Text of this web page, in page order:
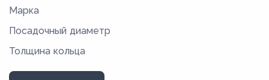
133
13,8
138
142
Марка
Посадочный диаметр
Толщина кольца